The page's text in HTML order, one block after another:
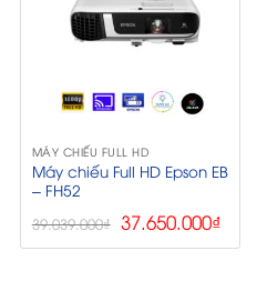
MÁY CHIẾU FULL HD
Máy chiếu Full HD Epson EB
– FH52
39.039.000₫ Giá
gốc
37.650.000₫Giá